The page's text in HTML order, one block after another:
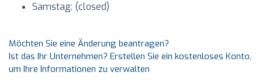
Samstag: (closed)
Möchten Sie eine Änderung beantragen?
Ist das Ihr Unternehmen? Erstellen Sie ein kostenloses Konto,
um Ihre Informationen zu verwalten